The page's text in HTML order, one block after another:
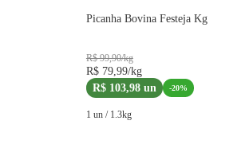
Picanha Bovina Festeja Kg
R$ 99,90/kg
R$ 79,99/kg
R$ 103,98un -20%
1 un/ 1.3kg